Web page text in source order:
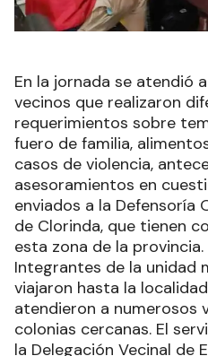
En la jornada se atendió
vecinos que realizaron
requerimientos sobre
fuero de familia,
casos de violencia,
asesoramientos en
enviados a la Defensoría
de Clorinda, que tienen
esta zona de la provincia.
Integrantes de la unidad
viajaron hasta la
atendieron a numerosos
colonias cercanas. El
la Delegación Vecinal de